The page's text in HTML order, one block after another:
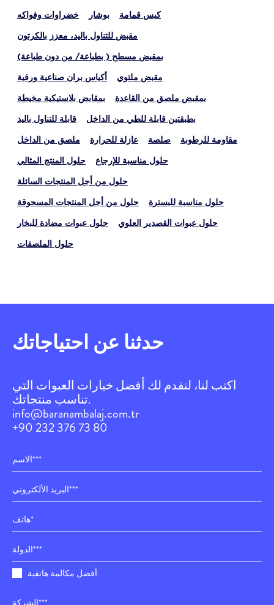
خضراوات وفواكه بوشار كيس قمامة
مقبض للتناول باليد، معزز بالكرتون
بمقبض مسطح ( بطباعة/ من دون طباعة)
أكياس بران صناعية ورقية مقبض ملتوي
بمقابض بلاستيكية مخيطة بمقبض ملصق من القاعدة
قابلة للتناول باليد بطبقتين قابلة للطي من الداخل
ملصق من الداخل عازلة للحرارة صلصة مقاومة للرطوبة
حلول المنتج المثالي حلول مناسبة للإرجاع
حلول من أجل المنتجات السائلة
حلول من أجل المنتجات المسحوقة حلول مناسبة للبسترة
حلول عبوات مضادة للبخار حلول عبوات القصدير العلوي
حلول الملصقات
حدثنا عن احتياجاتك
اكتب لنا، لنقدم لك أفضل خيارات العبوات التي
تناسب منتجاتك.
info@baranambalaj.com.tr
+90 232 376 73 80
أفضل مكالمة هاتفية